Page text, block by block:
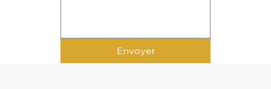
Envoyer